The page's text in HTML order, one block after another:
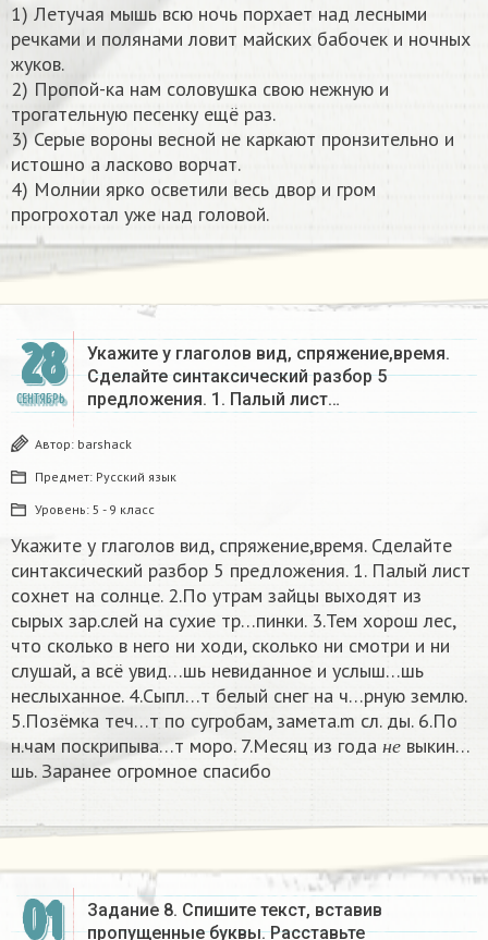
1) Летучая мышь всю ночь порхает над лесными
речками и полянами ловит майских бабочек и ночных
жуков.
2) Пропой-ка нам соловушка свою нежную и
трогательную песенку ещё раз.
3) Серые вороны весной не каркают пронзительно и
истошно а ласково ворчат.
4) Молнии ярко осветили весь двор и гром
прогрохотал уже над головой.
28
СЕНТЯБРЬ
Укажите у глаголов вид, спряжение,время.
Сделайте синтаксический разбор 5
предложения. 1. Палый лист…
Автор: barshack
Предмет: Русский язык
Уровень: 5 - 9 класс
Укажите у глаголов вид, спряжение,время. Сделайте
синтаксический разбор 5 предложения. 1. Палый лист
сохнет на солнце. 2.По утрам зайцы выходят из
сырых зар.слей на сухие тр…пинки. 3.Тем хорош лес,
что сколько в него ни ходи, сколько ни смотри и ни
слушай, а всё увид…шь невиданное и услыш…шь
неслыханное. 4.Сыпл…т белый снег на ч…рную землю.
5.Позёмка теч…т по сугробам, замета.m сл. ды. 6.По
н.чам поскрипыва…т моро. 7.Месяц из года
н е
не выкин…
шь. Заранее огромное спасибо
01
Задание 8. Спишите текст, вставив
пропущенные буквы. Расставьте